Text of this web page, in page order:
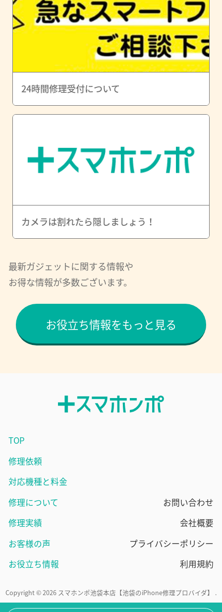
24時間修理受付について
カメラは割れたら隠しましょう！
最新ガジェットに関する情報や
お得な情報が多数ございます。
お役立ち情報をもっと見る
TOP
修理依頼
対応機種と料金
修理について
修理実績
お客様の声
お役立ち情報
お問い合わせ
会社概要
プライバシーポリシー
利用規約
Copyright © 2026 スマホンポ池袋本店【池袋のiPhone修理プロバイダ】 .